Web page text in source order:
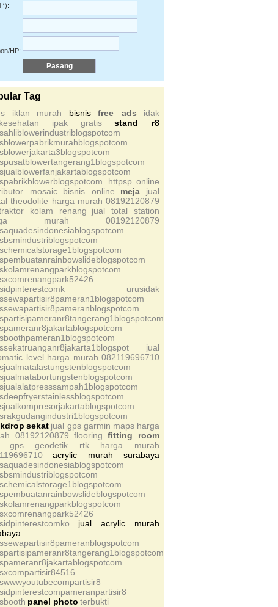
*):
HP:
Tag
iklan murah bisnis free ads
idak
ipak gratis
stand r8
httpsp online
mosaic
bisnis online meja
jual
theodolite harga murah 08192120879
kolam renang
jual total station
murah 08192120879
urusidak
jual
level harga murah 082119696710
sekat jual gps garmin maps harga
08192120879 flooring fitting room
gps geodetik rtk harga murah
acrylic murah surabaya
jual acrylic murah
panel photo terbukti